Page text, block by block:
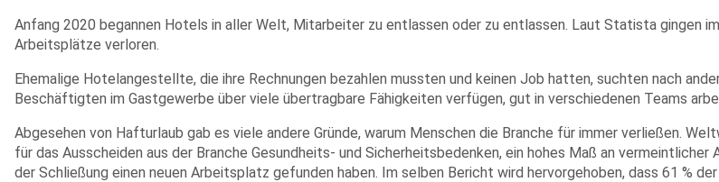
Anfang 2020 begannen Hotels in aller Welt, Mitarbeiter zu entlassen oder zu entlassen. Laut Statista gingen
Arbeitsplätze verloren.
Ehemalige Hotelangestellte, die ihre Rechnungen bezahlen mussten und keinen Job hatten, suchten nach
Beschäftigten im Gastgewerbe über viele übertragbare Fähigkeiten verfügen, gut in verschiedenen Teams
Abgesehen von Hafturlaub gab es viele andere Gründe, warum Menschen die Branche für immer verließen.
für das Ausscheiden aus der Branche Gesundheits- und Sicherheitsbedenken, ein hohes Maß an
der Schließung einen neuen Arbeitsplatz gefunden haben. Im selben Bericht wird hervorgehoben, dass 61 %